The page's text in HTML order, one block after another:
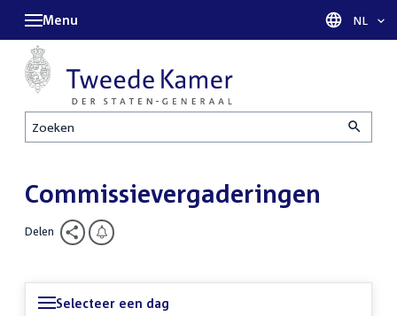
Zoeken
Menu Taal
NL
Commissievergaderingen
Delen
Selecteer een dag